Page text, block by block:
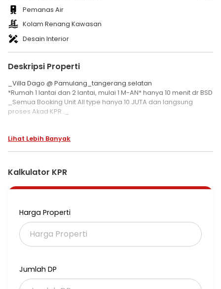
Pemanas Air
Kolam Renang Kawasan
Desain Interior
Deskripsi Properti
_Villa Dago @ Pamulang_tangerang selatan
*Rumah 1 lantai dan 2 lantai, mulai 1 M-AN* hanya 10 menit dr BSD
_Semua Booking Unit All type hanya 10 JUTA dan langsung
proses Akad KPR.._
💕 *Subsidi Dp 68 JUTA all type*
💕 *Voucher Cashback 5 JUTA*
💕 *Subsidi Bunga & KPR Crazy Deal*
💕 cicilan 2 thn viks 4 jutaan
Lihat Lebih Banyak
Kalkulator KPR
Harga Properti
Jumlah DP